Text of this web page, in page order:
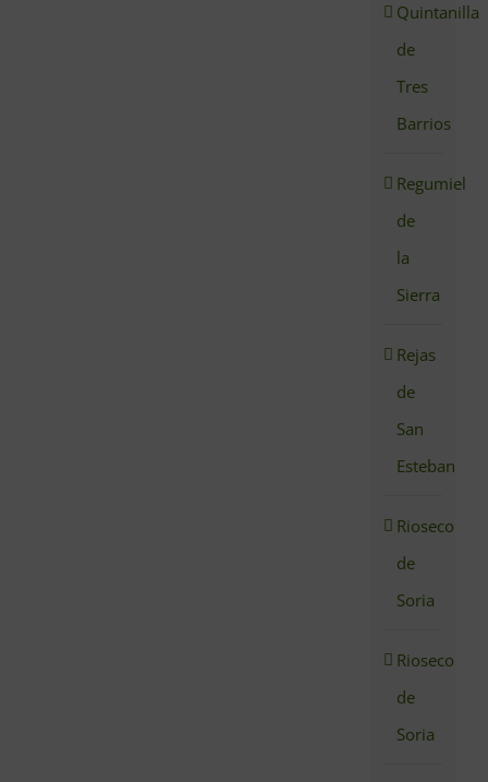
Quintanilla
de
Tres
Barrios
Regumiel
de
la
Sierra
Rejas
de
San
Esteban
Rioseco
de
Soria
Rioseco
de
Soria